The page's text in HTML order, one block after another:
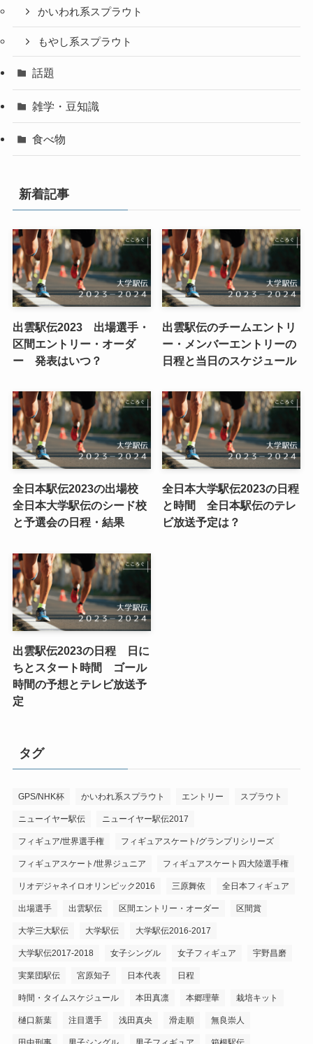
かいわれ系スプラウト
もやし系スプラウト
話題
雑学・豆知識
食べ物
新着記事
出雲駅伝2023 出場選手・
区間エントリー・オーダ
ー 発表はいつ？
出雲駅伝のチームエントリ
ー・メンバーエントリーの
日程と当日のスケジュール
全日本駅伝2023の出場校
全日本大学駅伝のシード校
と予選会の日程・結果
全日本大学駅伝2023の日程
と時間 全日本駅伝のテレ
ビ放送予定は？
出雲駅伝2023の日程 日に
ちとスタート時間 ゴール
時間の予想とテレビ放送予
定
タグ
GPS/NHK杯 かいわれ系スプラウト エントリー スプラウト
ニューイヤー駅伝 ニューイヤー駅伝2017
フィギュア/世界選手権 フィギュアスケート/グランプリシリーズ
フィギュアスケート/世界ジュニア フィギュアスケート四大陸選手権
リオデジャネイロオリンピック2016 三原舞依 全日本フィギュア
出場選手 出雲駅伝 区間エントリー・オーダー 区間賞
大学三大駅伝 大学駅伝 大学駅伝2016-2017
大学駅伝2017-2018 女子シングル 女子フィギュア 宇野昌磨
実業団駅伝 宮原知子 日本代表 日程
時間・タイムスケジュール 本田真凛 本郷理華 栽培キット
樋口新葉 注目選手 浅田真央 滑走順 無良崇人